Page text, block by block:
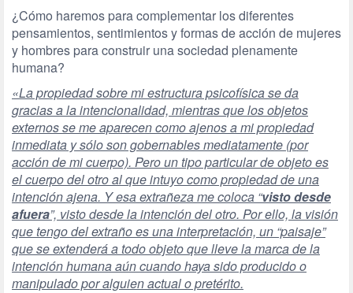
¿Cómo haremos para complementar los diferentes
pensamientos, sentimientos y formas de acción de mujeres
y hombres para construir una sociedad plenamente
humana?
«La propiedad sobre mi estructura psicofísica se da
gracias a la intencionalidad, mientras que los objetos
externos se me aparecen como ajenos a mi propiedad
inmediata y sólo son gobernables mediatamente (por
acción de mi cuerpo). Pero un tipo particular de objeto es
el cuerpo del otro al que intuyo como propiedad de una
intención ajena. Y esa extrañeza me coloca “visto desde
afuera”, visto desde la intención del otro. Por ello, la visión
que tengo del extraño es una interpretación, un “paisaje”
que se extenderá a todo objeto que lleve la marca de la
intención humana aún cuando haya sido producido o
manipulado por alguien actual o pretérito.